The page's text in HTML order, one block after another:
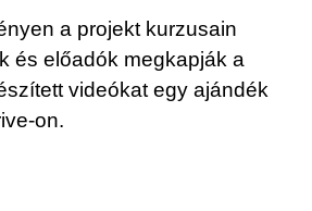
a projekt kurzusain
és előadók megkapják a
videókat egy ajándék
on.